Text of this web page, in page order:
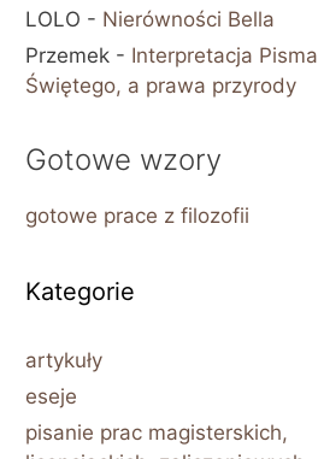
LOLO - Nierówności Bella
Przemek - Interpretacja Pisma
Świętego, a prawa przyrody
Gotowe wzory
gotowe prace z filozofii
Kategorie
artykuły
eseje
pisanie prac magisterskich,